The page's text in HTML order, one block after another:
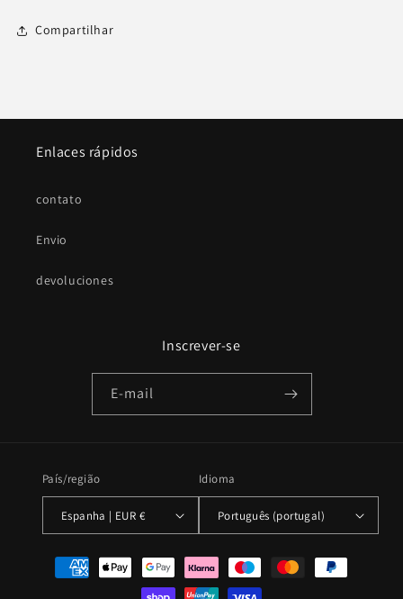
Compartilhar
Enlaces rápidos
contato
Envio
devoluciones
Inscrever-se
E-mail
País/região
Espanha | EUR €
Idioma
Português (portugal)
Métodos